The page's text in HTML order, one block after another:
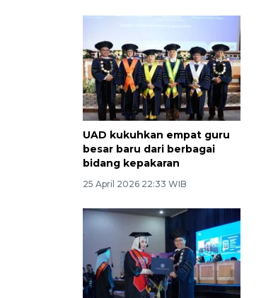
UAD kukuhkan empat guru
besar baru dari berbagai
bidang kepakaran
25 April 2026 22:33 WIB